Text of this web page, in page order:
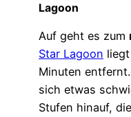
Lagoon
Auf geht es zum
Star Lagoon
Minuten
sich etwas
Stufen hinauf,